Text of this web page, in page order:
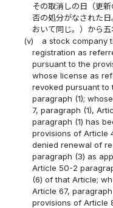
その取消しの日（更
否の処分がなされた
おいて同じ。）から
(v)
a stock company
registration as
pursuant to the
whose license as
revoked pursuant to
paragraph (1);
7, paragraph (1),
paragraph (1) has
provisions of Article
denied renewal of
paragraph (3) as
Article 50-2
(6) of that Article;
Article 67,
provisions of Article